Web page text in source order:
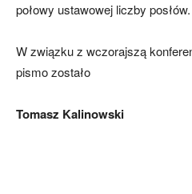
połowy ustawowej liczby posłów.
W związku z wczorajszą
pismo zostało
Tomasz Kalinowski